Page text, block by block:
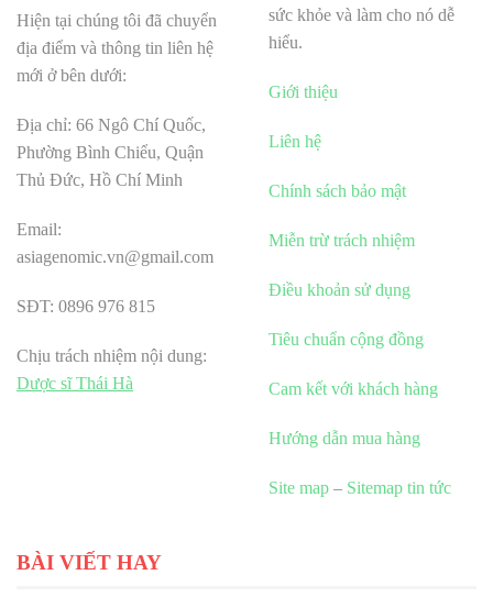
Hiện tại chúng tôi đã chuyển
địa điểm và thông tin liên hệ
mới ở bên dưới:
Địa chỉ: 66 Ngô Chí Quốc,
Phường Bình Chiểu, Quận
Thủ Đức, Hồ Chí Minh
Email:
asiagenomic.vn@gmail.com
SĐT: 0896 976 815
Chịu trách nhiệm nội dung:
Dược sĩ Thái Hà
sức khỏe và làm cho nó dễ
hiểu.
Giới thiệu
Liên hệ
Chính sách bảo mật
Miễn trừ trách nhiệm
Điều khoản sử dụng
Tiêu chuẩn cộng đồng
Cam kết với khách hàng
Hướng dẫn mua hàng
Site map – Sitemap tin tức
BÀI VIẾT HAY